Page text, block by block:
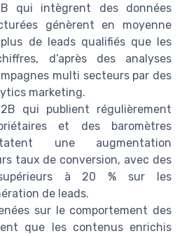
qui intègrent des données
génèrent en moyenne
de leads qualifiés que les
d’après des analyses
multi secteurs par des
marketing.
qui publient régulièrement
et des baromètres
une augmentation
taux de conversion, avec des
à 20 % sur les
de leads.
sur le comportement des
que les contenus enrichis